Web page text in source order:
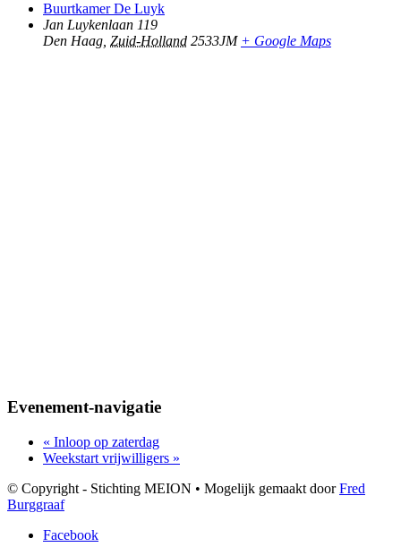
Buurtkamer De Luyk
Jan Luykenlaan 119
Den Haag Zuid-Holland 2533JM + Google Maps
Evenement-navigatie
« Inloop op zaterdag
Weekstart vrijwilligers »
© Copyright - Stichting MEION • Mogelijk gemaakt doorFred
Burggraaf
Facebook